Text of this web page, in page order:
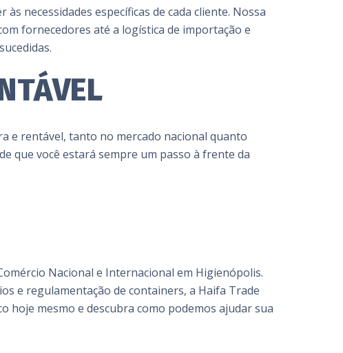
necessidades específicas de cada cliente. Nossa
fornecedores até a logística de importação e
e rentável, tanto no mercado nacional quanto
que você estará sempre um passo à frente da
Nacional e Internacional em Higienópolis.
e regulamentação de containers, a Haifa Trade
hoje mesmo e descubra como podemos ajudar sua